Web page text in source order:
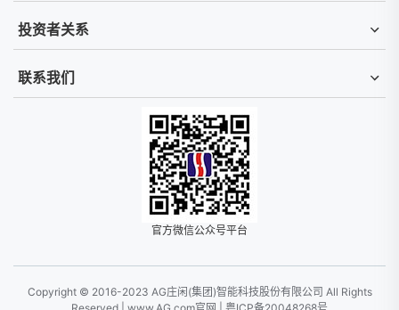
投资者关系
联系我们
官方微信公众号平台
Copyright © 2016-2023 AG庄闲(集团)智能科技股份有限公司 All Rights